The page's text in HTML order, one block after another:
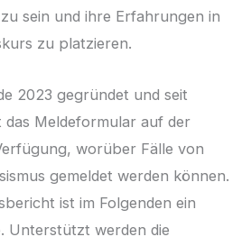
sein und ihre Erfahrungen in
zu platzieren.
2023 gegründet und seit
Meldeformular auf der
worüber Fälle von
gemeldet werden können.
ist im Folgenden ein
Unterstützt werden die